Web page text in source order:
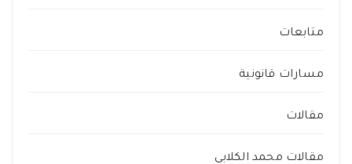
متابعات
مسارات قانونية
مقالات
مقالات محمد الكلابي